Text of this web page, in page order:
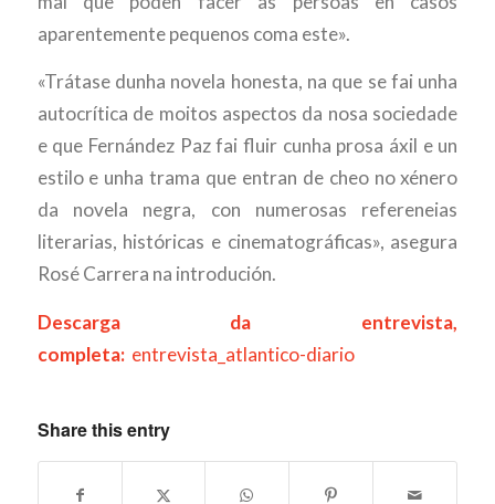
aparentemente pequenos coma este».
«Trátase dunha novela honesta, na que se fai unha
autocrítica de moitos aspectos da nosa sociedade
e que Fernández Paz fai fluir cunha prosa áxil e un
estilo e unha trama que entran de cheo no xénero
da novela negra, con numerosas refereneias
literarias, históricas e cinematográficas», asegura
Rosé Carrera na introdución.
Descarga da entrevista,
completa: entrevista_atlantico-diario
Share this entry